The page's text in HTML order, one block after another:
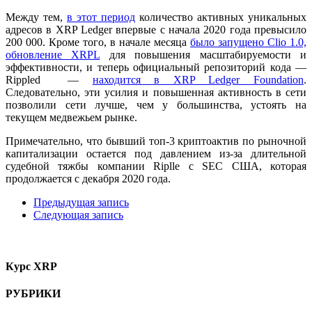
Между тем, в этот период количество активных уникальных
адресов в XRP Ledger впервые с начала 2020 года превысило
200 000. Кроме того, в начале месяца было запущено Clio 1.0,
обновление XRPL для повышения масштабируемости и
эффективности, и теперь официальный репозиторий кода —
Rippled — находится в XRP Ledger Foundation.
Следовательно, эти усилия и повышенная активность в сети
позволили сети лучше, чем у большинства, устоять на
текущем медвежьем рынке.
Примечательно, что бывший топ-3 криптоактив по рыночной
капитализации остается под давлением из-за длительной
судебной тяжбы компании Riplle с SEC США, которая
продолжается с декабря 2020 года.
Предыдущая запись
Следующая запись
Курс XRP
РУБРИКИ